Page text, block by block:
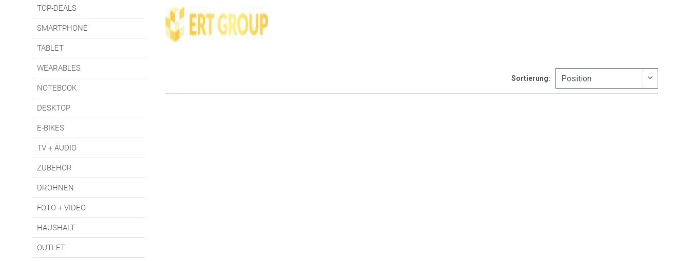
TOP-DEALS
SMARTPHONE
TABLET
WEARABLES
NOTEBOOK
DESKTOP
E-BIKES
TV + AUDIO
ZUBEHÖR
DROHNEN
FOTO + VIDEO
HAUSHALT
OUTLET
Sortierung: